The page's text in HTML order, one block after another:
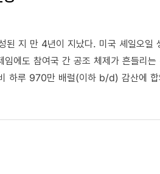
지 만 4년이 지났다. 미국 셰일오일
에도 참여국 간 공조 체제가 흔들리는
하루 970만 배럴(이하 b/d) 감산에